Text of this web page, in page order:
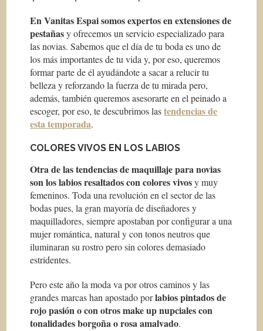
En Vanitas Espai somos expertos en extensiones de
pestañasy ofrecemos un servicio especializado para
las novias. Sabemos que el día de tu boda es uno de
los más importantes de tu vida y, por eso, queremos
formar parte de él ayudándote a sacar a relucir tu
belleza y reforzando la fuerza de tu mirada pero,
además, también queremos asesorarte en el peinado a
escoger, por eso, te descubrimos lastendencias de
esta temporada.
COLORES VIVOS EN LOS LABIOS
Otra de las tendencias de maquillaje para novias
son los labios resaltados con colores vivosy muy
femeninos. Toda una revolución en el sector de las
bodas pues, la gran mayoría de diseñadores y
maquilladores, siempre apostaban por configurar a una
mujer romántica, natural y con tonos neutros que
iluminaran su rostro pero sin colores demasiado
estridentes.
Pero este año la moda va por otros caminos y las
grandes marcas han apostado porlabios pintados de
rojo pasión o con otrosmake upnupciales con
tonalidades borgoña o rosa amalvado.